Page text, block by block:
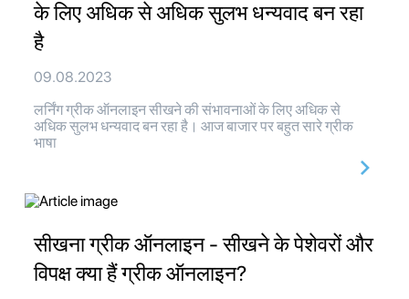
के लिए अधिक से अधिक सुलभ धन्यवाद बन रहा
है
09.08.2023
लर्निंग ग्रीक ऑनलाइन सीखने की संभावनाओं के लिए अधिक से
अधिक सुलभ धन्यवाद बन रहा है। आज बाजार पर बहुत सारे ग्रीक
भाषा
सीखना ग्रीक ऑनलाइन - सीखने के पेशेवरों और
विपक्ष क्या हैं ग्रीक ऑनलाइन?